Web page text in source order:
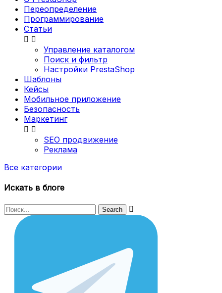
Переопределение
Программирование
Статьи
 
Управление каталогом
Поиск и фильтр
Настройки PrestaShop
Шаблоны
Кейсы
Мобильное приложение
Безопасность
Маркетинг
 
SEO продвижение
Реклама
Все категории
Искать в блоге
